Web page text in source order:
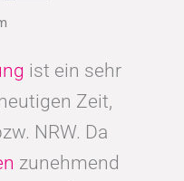
ist ein sehr
Zeit,
NRW. Da
zunehmend